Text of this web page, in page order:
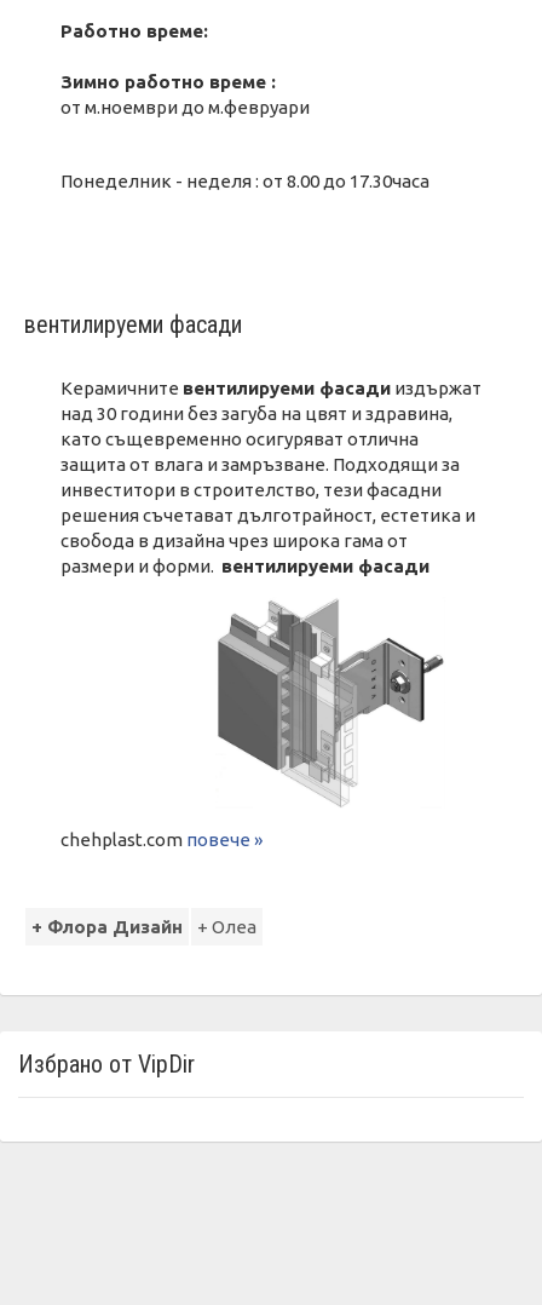
Работно време:
Зимно работно време :
от м.ноември до м.февруари
Понеделник - неделя : от 8.00 до 17.30часа
вентилируеми фасади
Керамичните вентилируеми фасади издържат
над 30 години без загуба на цвят и здравина,
като същевременно осигуряват отлична
защита от влага и замръзване. Подходящи за
инвеститори в строителство, тези фасадни
решения съчетават дълготрайност, естетика и
свобода в дизайна чрез широка гама от
размери и форми. вентилируеми фасади
chehplast.com повече »
+ Флора Дизайн + Олеа
Избрано от VipDir